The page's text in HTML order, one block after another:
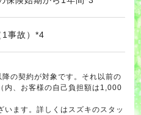
1事故）*4
の契約が対象です。それ以前の
内、お客様の自己負担額は1,000
ます。詳しくはスズキのスタッ